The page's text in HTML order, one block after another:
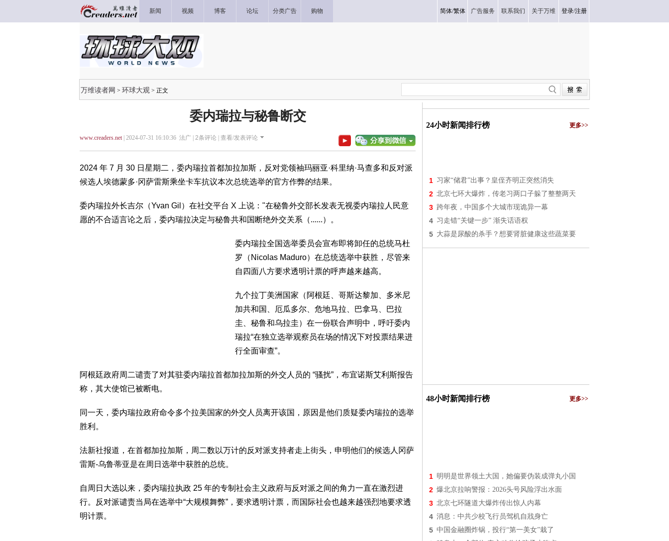
新闻 视频 博客 论坛 分类广告 购物 简体/繁体 广告服务 联系我们 关于万维 登录/注册
万维读者网 > 环球大观 > 正文
委内瑞拉与秘鲁断交
www.creaders.net| 2024-07-31 16:10:36 法广 | 2条评论 | 查看/发表评论
2024 年 7 月 30 日星期二，委内瑞拉首都加拉加斯，反对党领袖玛丽亚·科里纳·马查多和反对派
候选人埃德蒙多·冈萨雷斯乘坐卡车抗议本次总统选举的官方作弊的结果。
委内瑞拉外长吉尔（Yvan Gil）在社交平台 X 上说："在秘鲁外交部长发表无视委内瑞拉人民意
愿的不合适言论之后，委内瑞拉决定与秘鲁共和国断绝外交关系（......）。
委内瑞拉全国选举委员会宣布即将卸任的总统马杜
罗（Nicolas Maduro）在总统选举中获胜，尽管来
自四面八方要求透明计票的呼声越来越高。
九个拉丁美洲国家（阿根廷、哥斯达黎加、多米尼
加共和国、厄瓜多尔、危地马拉、巴拿马、巴拉
圭、秘鲁和乌拉圭）在一份联合声明中，呼吁委内
瑞拉“在独立选举观察员在场的情况下对投票结果进
行全面审查”。
阿根廷政府周二谴责了对其驻委内瑞拉首都加拉加斯的外交人员的 “骚扰”，布宜诺斯艾利斯报告
称，其大使馆已被断电。
同一天，委内瑞拉政府命令多个拉美国家的外交人员离开该国，原因是他们质疑委内瑞拉的选举
胜利。
法新社报道，在首都加拉加斯，周二数以万计的反对派支持者走上街头，申明他们的候选人冈萨
雷斯-乌鲁蒂亚是在周日选举中获胜的总统。
自周日大选以来，委内瑞拉执政 25 年的专制社会主义政府与反对派之间的角力一直在激烈进
行。反对派谴责当局在选举中“大规模舞弊”，要求透明计票，而国际社会也越来越强烈地要求透
明计票。
24小时新闻排行榜 更多>>
1 习家“储君”出事？皇侄齐明正突然消失
2 北京七环大爆炸，传老习两口子躲了整整两天
3 跨年夜，中国多个大城市现诡异一幕
4 习走错“关键一步” 渐失话语权
5 大蒜是尿酸的杀手？想要肾脏健康这些蔬菜要
48小时新闻排行榜 更多>>
1 明明是世界领土大国，她偏要伪装成弹丸小国
2 爆北京拉响警报：2026头号风险浮出水面
3 北京七环隧道大爆炸传出惊人内幕
4 消息：中共少校飞行员驾机自戕身亡
5 中国金融圈炸锅，投行“第一美女”栽了